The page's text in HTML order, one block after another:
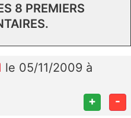
8 PREMIERS
le 05/11/2009 à
+ -